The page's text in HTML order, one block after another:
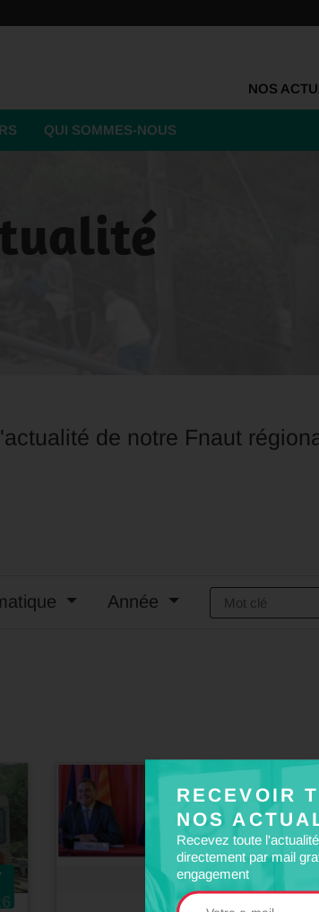
RECEVOIR
NOS
Recevez toute
directement par mail
engagement
NOS
QUI SOMMES-NOUS
de notre Fnaut
Année
18
Nov